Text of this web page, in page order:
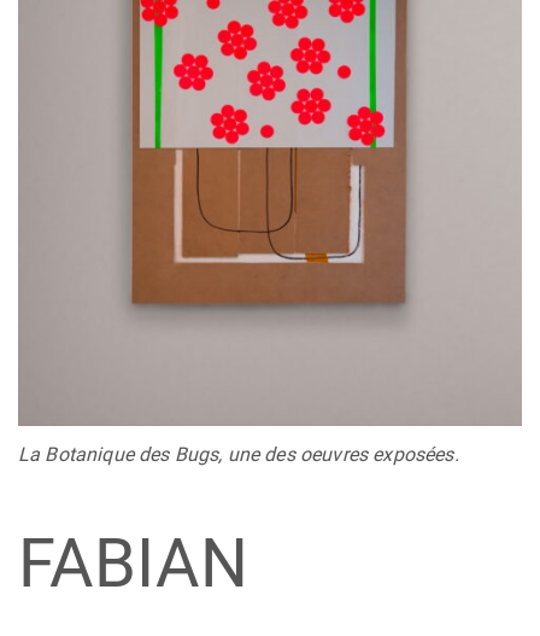
La Botanique des Bugs, une des oeuvres exposées.
FABIAN